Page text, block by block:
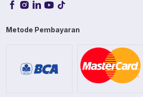
Metode Pembayaran